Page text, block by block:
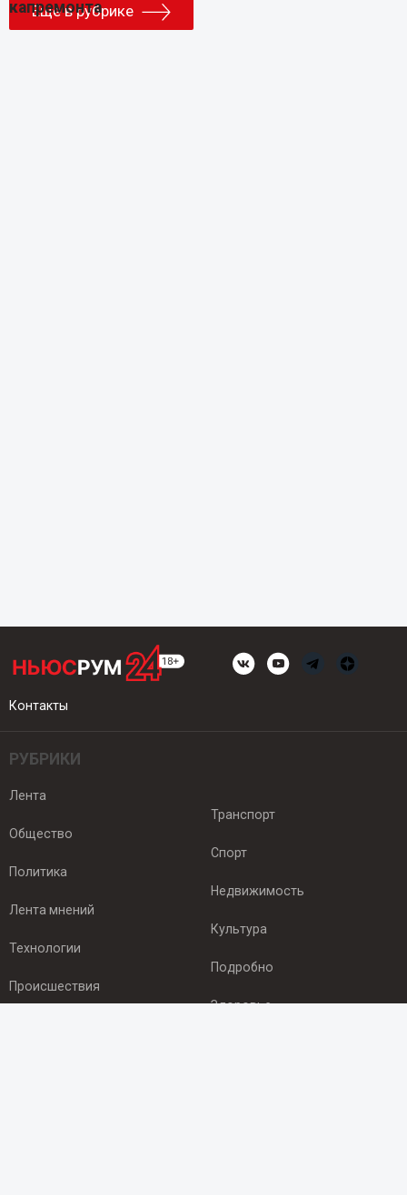
Еще в рубрике
Контакты
РУБРИКИ
Лента
Общество
Политика
Лента мнений
Технологии
Происшествия
Транспорт
Спорт
Недвижимость
Культура
Подробно
Здоровье